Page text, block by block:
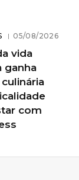
05/08/2026
vida
ganha
com